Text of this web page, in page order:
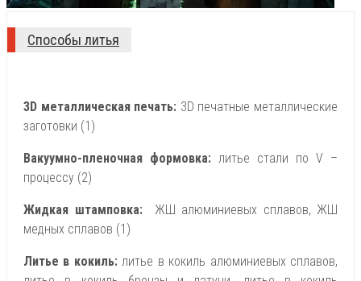
Способы литья
3D металлическая печать: 3D печатные металлические
заготовки (1)
Вакуумно-пленочная формовка: литье стали по V –
процессу (2)
Жидкая штамповка:
ЖШ алюминиевых сплавов, ЖШ
медных сплавов (1)
Литье в кокиль:литье в кокиль алюминиевых сплавов,